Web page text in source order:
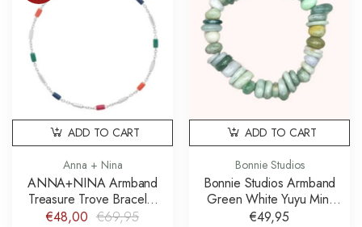
Anna + Nina
ANNA+NINA Armband
Treasure Trove Bracelet
Silver Plated
€48,00 €69,95
ADD TO CART
Bonnie Studios
Bonnie Studios Armband
Green White Yuyu Mint
Bracelet
€49,95
ADD TO CART